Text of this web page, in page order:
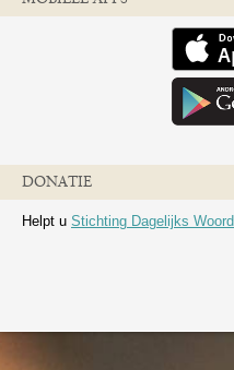
DONATIE
Helpt u Stichting Dagelijks Woord